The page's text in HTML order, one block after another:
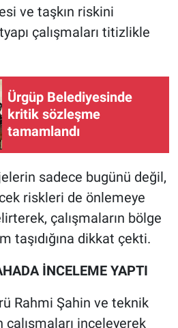
ve taşkın riskini
çalışmaları titizlikle
Ürgüp Belediyesinde
kritik sözleşme
tamamlandı
sadece bugünü değil,
riskleri de önlemeye
çalışmaların bölge
taşıdığına dikkat çekti.
İNCELEME YAPTI
Rahmi Şahin ve teknik
çalışmaları inceleyerek